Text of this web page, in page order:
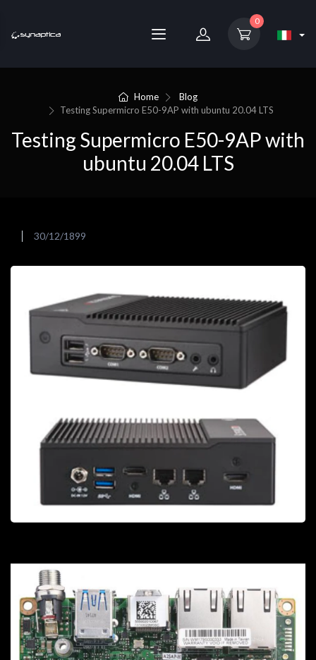
0
Home
Blog
Testing Supermicro E50-9AP with ubuntu 20.04 LTS
Testing Supermicro E50-9AP with
ubuntu 20.04 LTS
30/12/1899